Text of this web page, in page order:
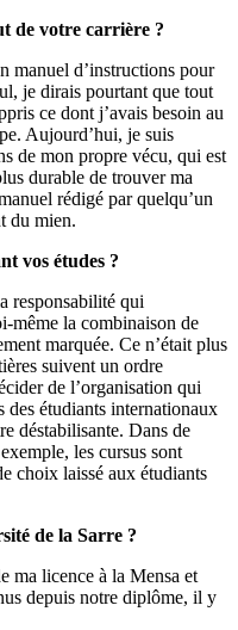
de votre carrière ?
manuel d’instructions pour
je dirais pourtant que tout
ce dont j’avais besoin au
Aujourd’hui, je suis
de mon propre vécu, qui est
durable de trouver ma
rédigé par quelqu’un
du mien.
vos études ?
responsabilité qui
même la combinaison de
marquée. Ce n’était plus
suivent un ordre
de l’organisation qui
des étudiants internationaux
déstabilisante. Dans de
les cursus sont
choix laissé aux étudiants
de la Sarre ?
ma licence à la Mensa et
depuis notre diplôme, il y